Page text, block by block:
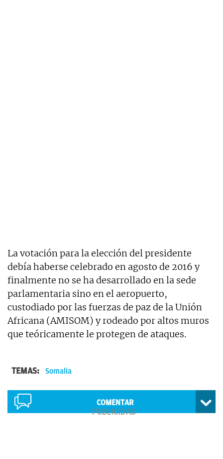
La votación para la elección del presidente
debía haberse celebrado en agosto de 2016 y
finalmente no se ha desarrollado en la sede
parlamentaria sino en el aeropuerto,
custodiado por las fuerzas de paz de la Unión
Africana (AMISOM) y rodeado por altos muros
que teóricamente le protegen de ataques.
TEMAS: Somalia
COMENTAR